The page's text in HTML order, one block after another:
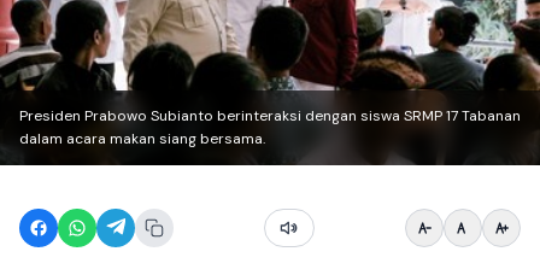
Presiden Prabowo Subianto berinteraksi dengan siswa SRMP 17 Tabanan
dalam acara makan siang bersama.